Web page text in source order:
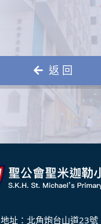
返 回
地址：北角炮台山道23號